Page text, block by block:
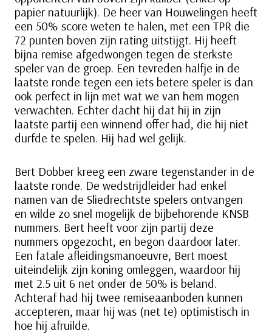
papier natuurlijk). De heer van Houwelingen heeft
een 50% score weten te halen, met een TPR die
72 punten boven zijn rating uitstijgt. Hij heeft
bijna remise afgedwongen tegen de sterkste
speler van de groep. Een tevreden halfje in de
laatste ronde tegen een iets betere speler is dan
ook perfect in lijn met wat we van hem mogen
verwachten. Echter dacht hij dat hij in zijn
laatste partij een winnend offer had, die hij niet
durfde te spelen. Hij had wel gelijk.
Bert Dobber kreeg een zware tegenstander in de
laatste ronde. De wedstrijdleider had enkel
namen van de Sliedrechtste spelers ontvangen
en wilde zo snel mogelijk de bijbehorende KNSB
nummers. Bert heeft voor zijn partij deze
nummers opgezocht, en begon daardoor later.
Een fatale afleidingsmanoeuvre, Bert moest
uiteindelijk zijn koning omleggen, waardoor hij
met 2.5 uit 6 net onder de 50% is beland.
Achteraf had hij twee remiseaanboden kunnen
accepteren, maar hij was (net te) optimistisch in
hoe hij afruilde.